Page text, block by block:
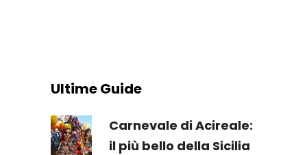
Ultime Guide
Carnevale di Acireale:
il più bello della Sicilia